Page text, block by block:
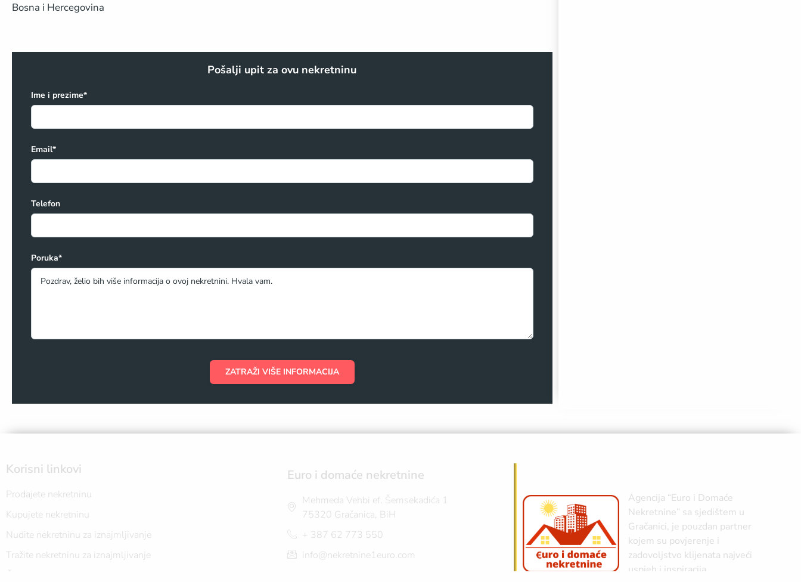
Bosna i Hercegovina
Pošalji upit za ovu nekretninu
Ime i prezime*
Email*
Telefon
Poruka*
ZATRAŽI VIŠE INFORMACIJA
Korisni linkovi
Prodajete nekretninu
Kupujete nekretninu
Nudite nekretninu za iznajmljivanje
Tražite nekretninu za iznajmljivanje
Euro i domaće nekretnine
Mehmeda Vehbi ef. Šemsekadića 1
75320 Gračanica, BiH
+ 387 62 773 550
info@nekretnine1euro.com
Agencija “Euro i Domaće
Nekretnine” sa sjedištem u
Gračanici, je pouzdan partner
kojem su povjerenje i
zadovoljstvo klijenata najveći
uspjeh i inspiracija.